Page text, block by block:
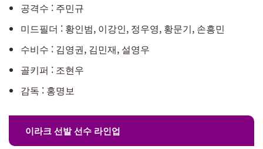
공격수 : 주민규
미드필더 : 황인범, 이강인, 정우영, 황문기, 손흥민
수비수 : 김영권, 김민재, 설영우
골키퍼 : 조현우
감독 : 홍명보
이라크 선발 선수 라인업